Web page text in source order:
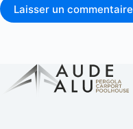
Laisser un commentaire